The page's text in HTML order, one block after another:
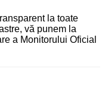
la toate
vă punem la
a Monitorului Oficial